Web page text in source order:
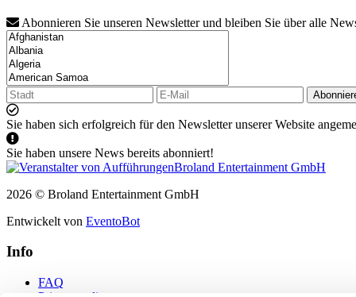
Abonnieren Sie unseren Newsletter und bleiben Sie über alle
Sie haben sich erfolgreich für den Newsletter unserer Website
Sie haben unsere News bereits abonniert!
2026 © Broland Entertainment GmbH
Entwickelt von EventoBot
Info
FAQ